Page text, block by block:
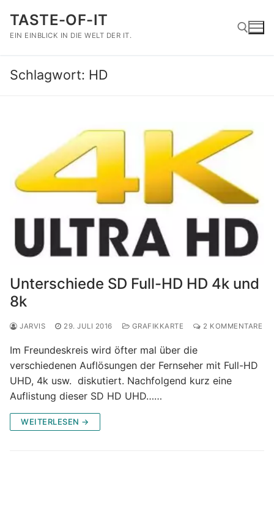
Inhalt
springen
TASTE-OF-IT
EIN EINBLICK IN DIE WELT DER IT.
Schlagwort: HD
Unterschiede SD Full-HD HD 4k und
8k
JARVIS 29. JULI 2016 GRAFIKKARTE 2 KOMMENTARE
Im Freundeskreis wird öfter mal über die
verschiedenen Auflösungen der Fernseher mit Full-HD
UHD, 4k usw. diskutiert. Nachfolgend kurz eine
Auflistung dieser SD HD UHD……
WEITERLESEN →